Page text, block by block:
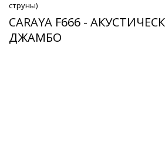
струны)
CARAYA F666 -
ДЖАМБО